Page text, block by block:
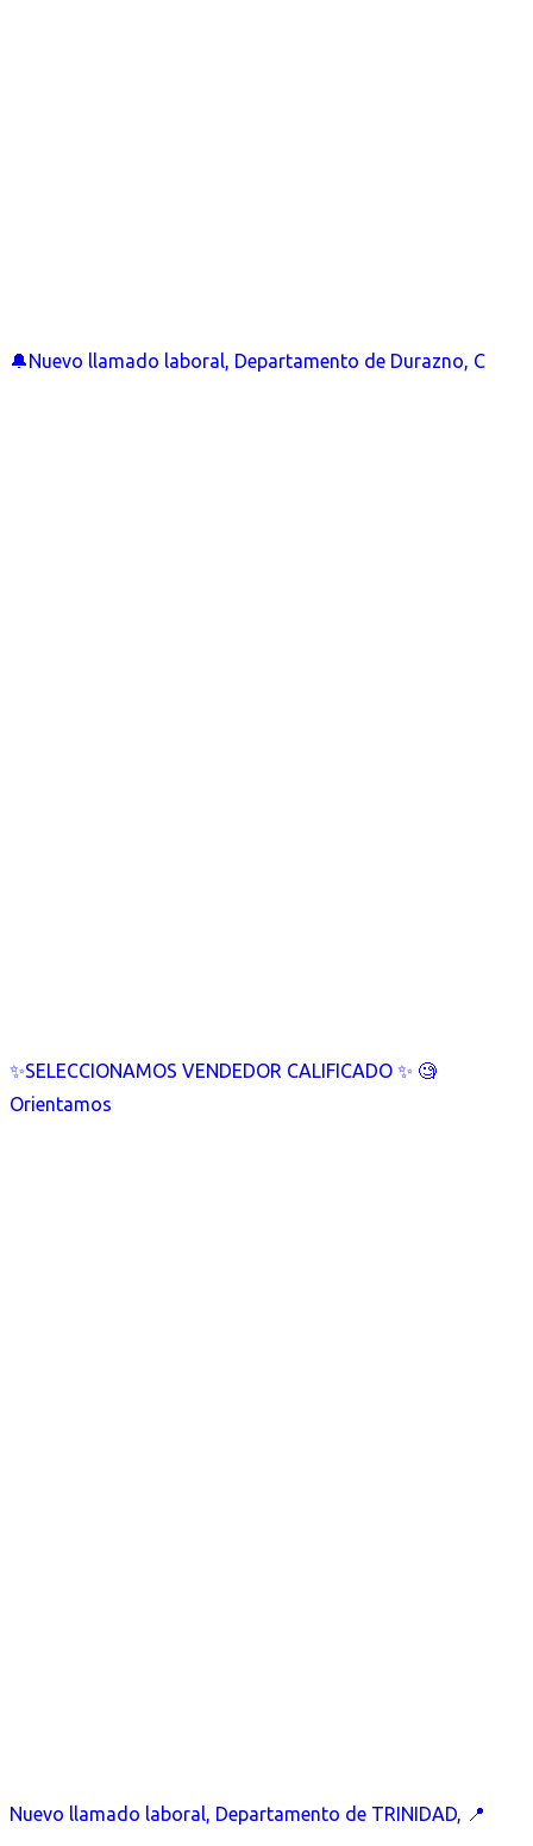
🔔Nuevo llamado laboral, Departamento de Durazno, C
✨SELECCIONAMOS VENDEDOR CALIFICADO ✨ 🧐
Orientamos
Nuevo llamado laboral, Departamento de TRINIDAD, 📍